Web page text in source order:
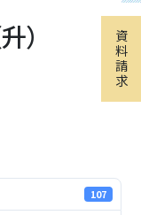
資
料
請
求
）
107